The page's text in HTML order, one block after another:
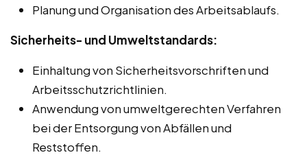
Planung und Organisation des Arbeitsablaufs.
Sicherheits- und Umweltstandards:
Einhaltung von Sicherheitsvorschriften und
Arbeitsschutzrichtlinien.
Anwendung von umweltgerechten Verfahren
bei der Entsorgung von Abfällen und
Reststoffen.